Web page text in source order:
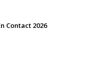
Contact 2026